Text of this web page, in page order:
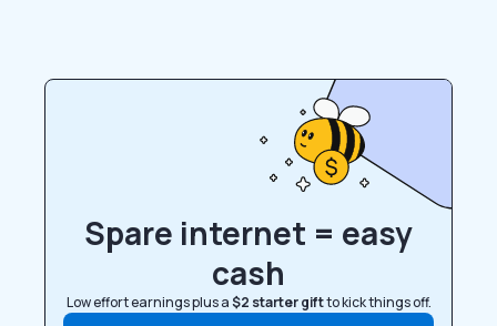
Spare internet = easy
cash
Low effort earnings plus a$2 starter giftto kick things off.